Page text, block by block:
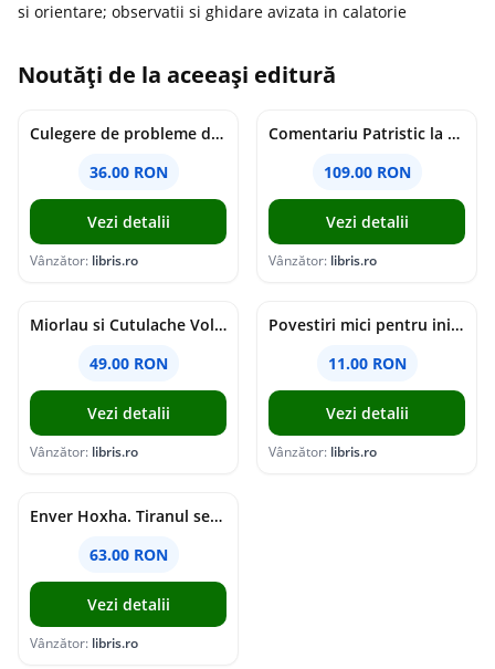
si orientare; observatii si ghidare avizata in calatorie
Noutăți de la aceeași editură
Culegere de probleme de matematica - Clasa 8 - Ioana Monalisa Manea, Cristina Neagoe
36.00 RON
Vezi detalii
Vânzător: libris.ro
Comentariu Patristic la Scriptura. Vechiul Testament II. Geneza, 12-50 - George Claudiu Tutu, Mark Sheridan, Alexander Baumgarten, Thomas C. Oden
109.00 RON
Vezi detalii
Vânzător: libris.ro
Miorlau si Cutulache Vol.1: Cu bicicleta pana la Luna - Timo Parvela
49.00 RON
Vezi detalii
Vânzător: libris.ro
Povestiri mici pentru inimi mari - Adrian Chiaga, Cristina Chiaga
11.00 RON
Vezi detalii
Vânzător: libris.ro
Enver Hoxha. Tiranul secolului al XX-lea - Rober C. Austin, Artan R. Hoxha
63.00 RON
Vezi detalii
Vânzător: libris.ro